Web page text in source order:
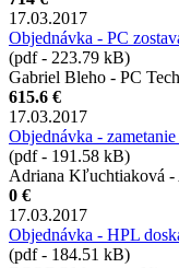
17.03.2017
Objednávka - PC
(pdf - 223.79 kB)
Gabriel Bleho - PC
615.6 €
17.03.2017
Objednávka -
(pdf - 191.58 kB)
Adriana Kľuchtiaková
0 €
17.03.2017
Objednávka - HPL
(pdf - 184.51 kB)